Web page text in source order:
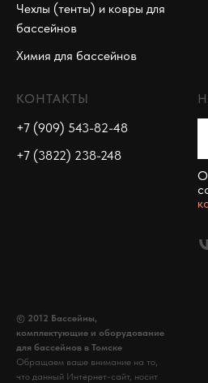
Чехлы (тенты) и ковры для
бассейнов
Химия для бассейнов
КОНТАКТЫ
+7 (909) 543-82-48
+7 (3822) 238-248
© 2012 Бассейны,
комплектующие и оборудование
для бассейнов в Томске
Обращаем ваше внимание на то,
что данный Интернет-сайт, носит